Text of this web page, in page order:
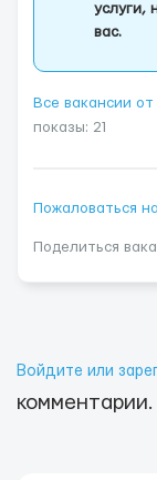
услуги,
вас.
Все вакансии
показы: 21
Пожаловаться
Поделиться
Войдите или
комментарии.